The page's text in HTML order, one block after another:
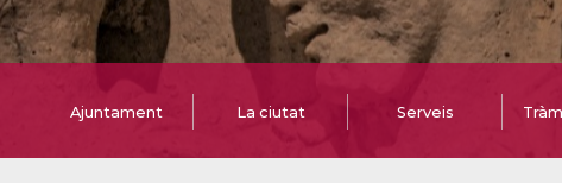
Ajuntament La ciutat Serveis